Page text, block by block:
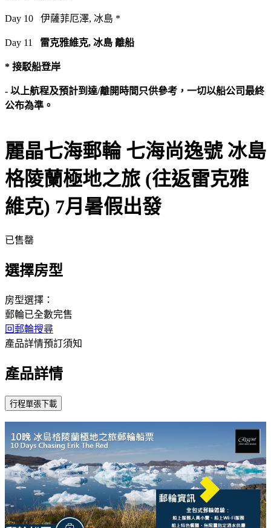
Day 10 伊薩菲厄澤, 冰島 *
Day 11 雷克雅維克, 冰島 離船
* 接駁船登岸
- 以上航程及預計到達/離開時間只供參考，一切以船公司最終
公布為準。
麗晶七海郵輪 七海尚逸號 冰島
格陵蘭極地之旅 (往返雷克雅
維克) 7月暑假出發
已售罄
選擇房型
房型選擇：
郵輪已全數完售
回郵輪搜尋
產品詳情預訂須知
產品詳情